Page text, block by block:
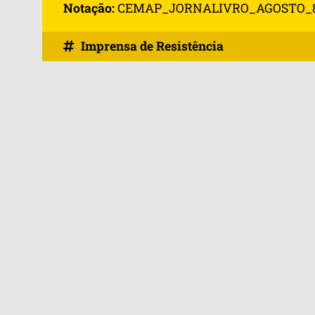
Notação:
Imprensa de Resistência